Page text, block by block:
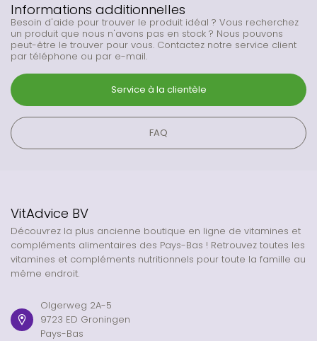
Informations additionnelles
Besoin d'aide pour trouver le produit idéal ? Vous recherchez
un produit que nous n'avons pas en stock ? Nous pouvons
peut-être le trouver pour vous. Contactez notre service client
par téléphone ou par e-mail.
Service à la clientèle
FAQ
VitAdvice BV
Découvrez la plus ancienne boutique en ligne de vitamines et
compléments alimentaires des Pays-Bas ! Retrouvez toutes les
vitamines et compléments nutritionnels pour toute la famille au
même endroit.
Olgerweg 2A-5
9723 ED Groningen
Pays-Bas